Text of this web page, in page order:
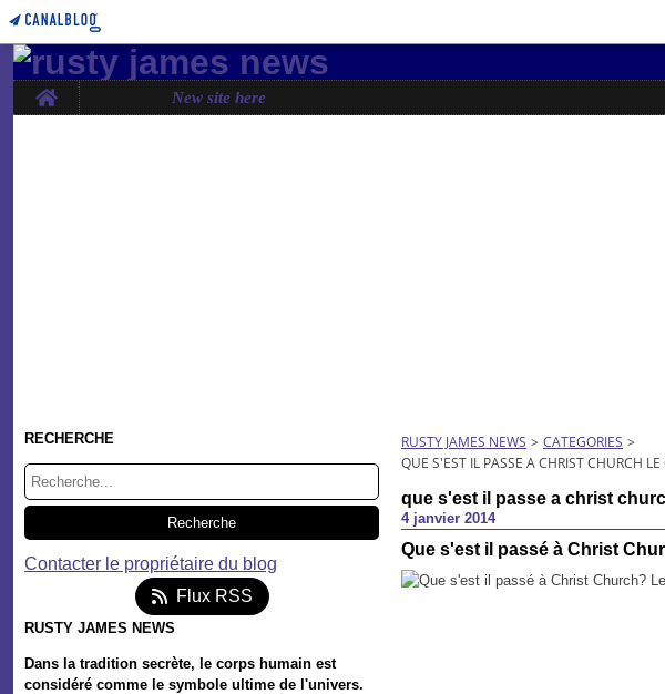
Home New site here
RECHERCHE
Contacter le propriétaire du blog
Flux RSS
RUSTY JAMES NEWS
Dans la tradition secrète, le corps humain est
considéré comme le symbole ultime de l'univers.
RUSTY JAMES NEWS > CATEGORIES >
QUE S'EST IL PASSE A CHRIST CHURCH
que s'est il passe a christ
4 janvier 2014
Que s'est il passé à Christ